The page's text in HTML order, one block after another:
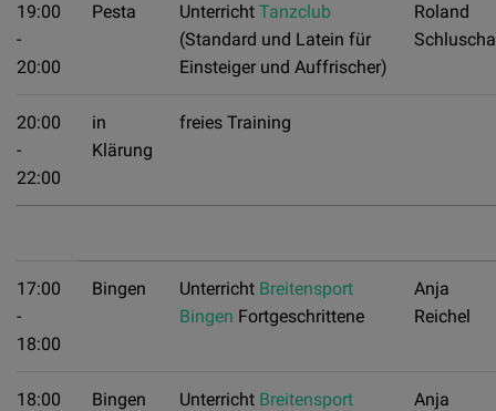
19:00
-
20:00
Pesta Unterricht Tanzclub
(Standard und Latein für
Einsteiger und Auffrischer)
Roland
20:00
-
22:00
in
Klärung
freies Training
17:00
-
18:00
Bingen Unterricht Breitensport
Bingen Fortgeschrittene
Anja
Reichel
18:00
Bingen Unterricht Breitensport
Anja